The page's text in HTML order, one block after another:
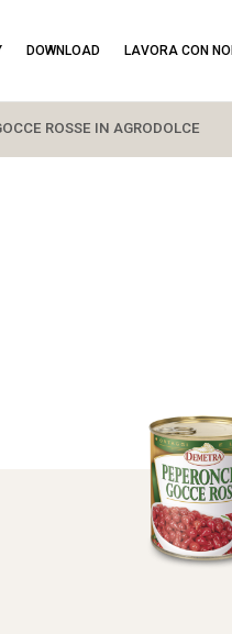
DOWNLOAD LAVORA CON NOI
ROSSE IN AGRODOLCE